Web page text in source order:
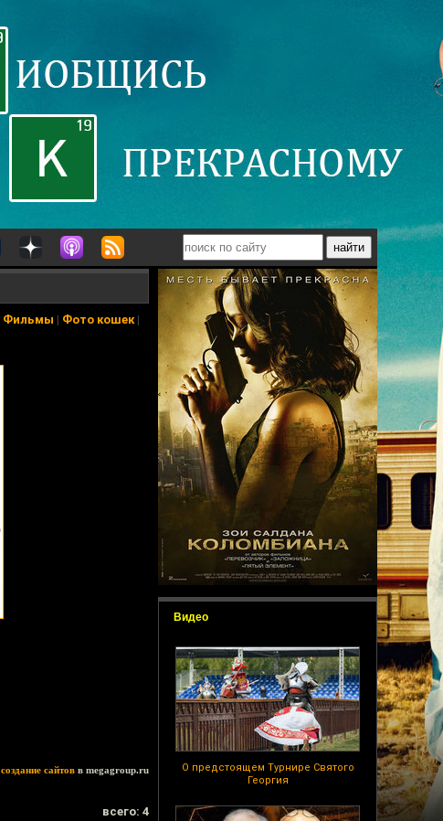
Видео
О предстоящем Турнире Святого
Георгия
Фильмы | Фото кошек|
создание сайтов в megagroup.ru
всего: 4